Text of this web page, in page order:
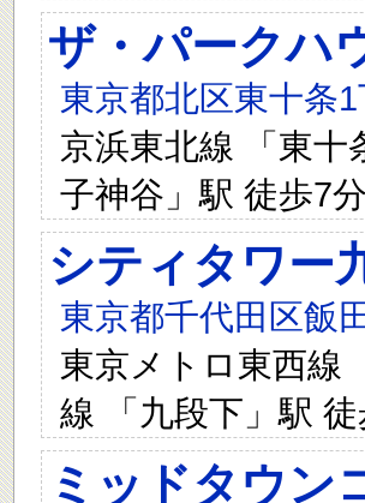
ザ・パークハ
東京都北区東十条
京浜東北線 「東十
子神谷」駅 徒歩7
シティタワー
東京都千代田区飯
東京メトロ東西線
線 「九段下」駅
ミッドタウン